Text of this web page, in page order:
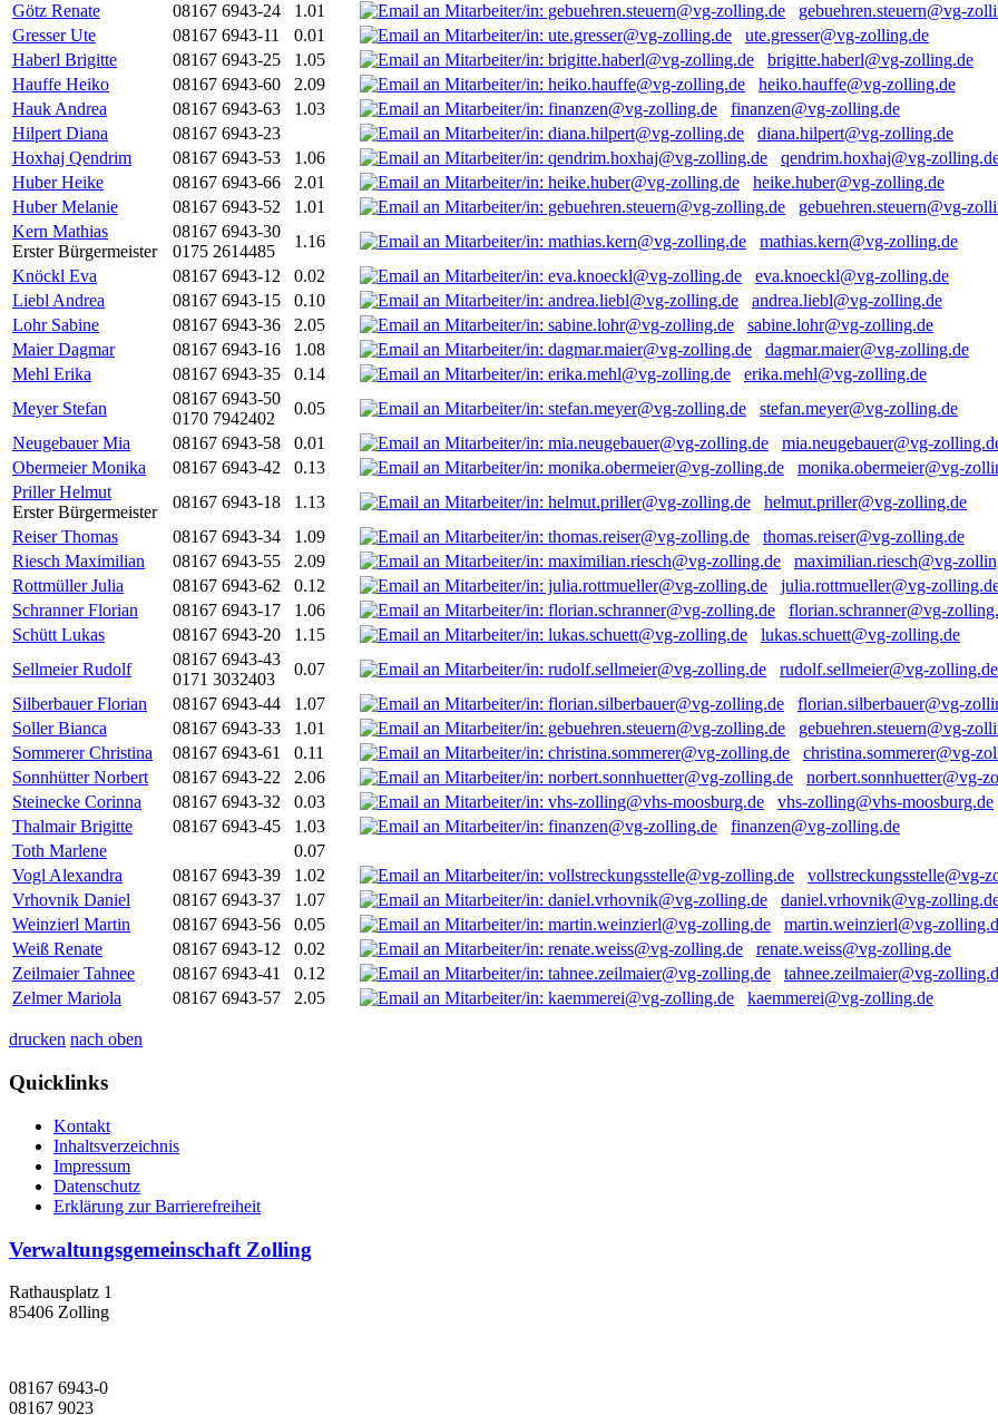
Götz Renate
08167 6943-24 1.01
gebuehren.steuern@vg-
Gresser Ute
08167 6943-11 0.01
ute.gresser@vg-zolling.de
Haberl Brigitte
08167 6943-25 1.05
brigitte.haberl@vg-zolling.de
Hauffe Heiko
08167 6943-60 2.09
heiko.hauffe@vg-zolling.de
Hauk Andrea
08167 6943-63 1.03
finanzen@vg-zolling.de
Hilpert Diana
08167 6943-23
diana.hilpert@vg-zolling.de
Hoxhaj Qendrim
08167 6943-53 1.06
qendrim.hoxhaj@vg-
Huber Heike
08167 6943-66 2.01
heike.huber@vg-zolling.de
Huber Melanie
08167 6943-52 1.01
gebuehren.steuern@vg-
Kern Mathias
Erster Bürgermeister
08167 6943-30
0175 2614485
1.16
mathias.kern@vg-zolling.de
Knöckl Eva
08167 6943-12 0.02
eva.knoeckl@vg-zolling.de
Liebl Andrea
08167 6943-15 0.10
andrea.liebl@vg-zolling.de
Lohr Sabine
08167 6943-36 2.05
sabine.lohr@vg-zolling.de
Maier Dagmar
08167 6943-16 1.08
dagmar.maier@vg-zolling.de
Mehl Erika
08167 6943-35 0.14
erika.mehl@vg-zolling.de
Meyer Stefan
08167 6943-50
0170 7942402
0.05
stefan.meyer@vg-zolling.de
Neugebauer Mia
08167 6943-58 0.01
mia.neugebauer@vg-
Obermeier Monika
08167 6943-42 0.13
monika.obermeier@vg-
Priller Helmut
Erster Bürgermeister
08167 6943-18 1.13
helmut.priller@vg-zolling.de
Reiser Thomas
08167 6943-34 1.09
thomas.reiser@vg-zolling.de
Riesch Maximilian
08167 6943-55 2.09
maximilian.riesch@vg-
Rottmüller Julia
08167 6943-62 0.12
julia.rottmueller@vg-
Schranner Florian
08167 6943-17 1.06
florian.schranner@vg-
Schütt Lukas
08167 6943-20 1.15
lukas.schuett@vg-zolling.de
Sellmeier Rudolf
08167 6943-43
0171 3032403
0.07
rudolf.sellmeier@vg-zolling.de
Silberbauer Florian
08167 6943-44 1.07
florian.silberbauer@vg-
Soller Bianca
08167 6943-33 1.01
gebuehren.steuern@vg-
Sommerer Christina
08167 6943-61 0.11
christina.sommerer@vg-
Sonnhütter Norbert
08167 6943-22 2.06
norbert.sonnhuetter@vg-
Steinecke Corinna
08167 6943-32 0.03
vhs-zolling@vhs-moosburg.de
Thalmair Brigitte
08167 6943-45 1.03
finanzen@vg-zolling.de
Toth Marlene
0.07
Vogl Alexandra
08167 6943-39 1.02
vollstreckungsstelle@vg-
Vrhovnik Daniel
08167 6943-37 1.07
daniel.vrhovnik@vg-
Weinzierl Martin
08167 6943-56 0.05
martin.weinzierl@vg-
Weiß Renate
08167 6943-12 0.02
renate.weiss@vg-zolling.de
Zeilmaier Tahnee
08167 6943-41 0.12
tahnee.zeilmaier@vg-
Zelmer Mariola
08167 6943-57 2.05 kaemmerei@vg-zolling.de
drucken nach oben
Quicklinks
Kontakt
Inhaltsverzeichnis
Impressum
Datenschutz
Erklärung zur Barrierefreiheit
Verwaltungsgemeinschaft Zolling
Rathausplatz 1
85406 Zolling
08167 6943-0
08167 9023